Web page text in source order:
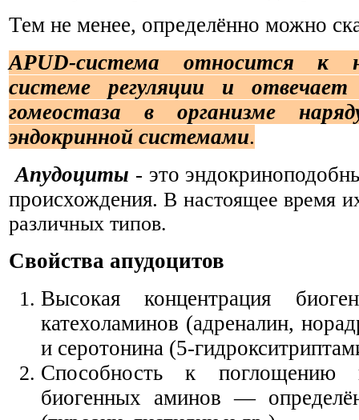
Тем не менее, определённо можно
APUD-система относится к
системе регуляции и
гомеостаза в организме
эндокринной системами.
Апудоциты - это
происхождения. В настоящее время
различных типов.
Свойства апудоцитов
Высокая концентрация
катехоламинов (адреналин,
и серотонина (5-
Способность к поглощению
биогенных аминов —